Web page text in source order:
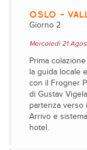
OSLO –
Giorno 2
Mercoledì 21
Prima
la guida locale
con il Frogner
di Gustav
partenza verso
Arrivo e
hotel.